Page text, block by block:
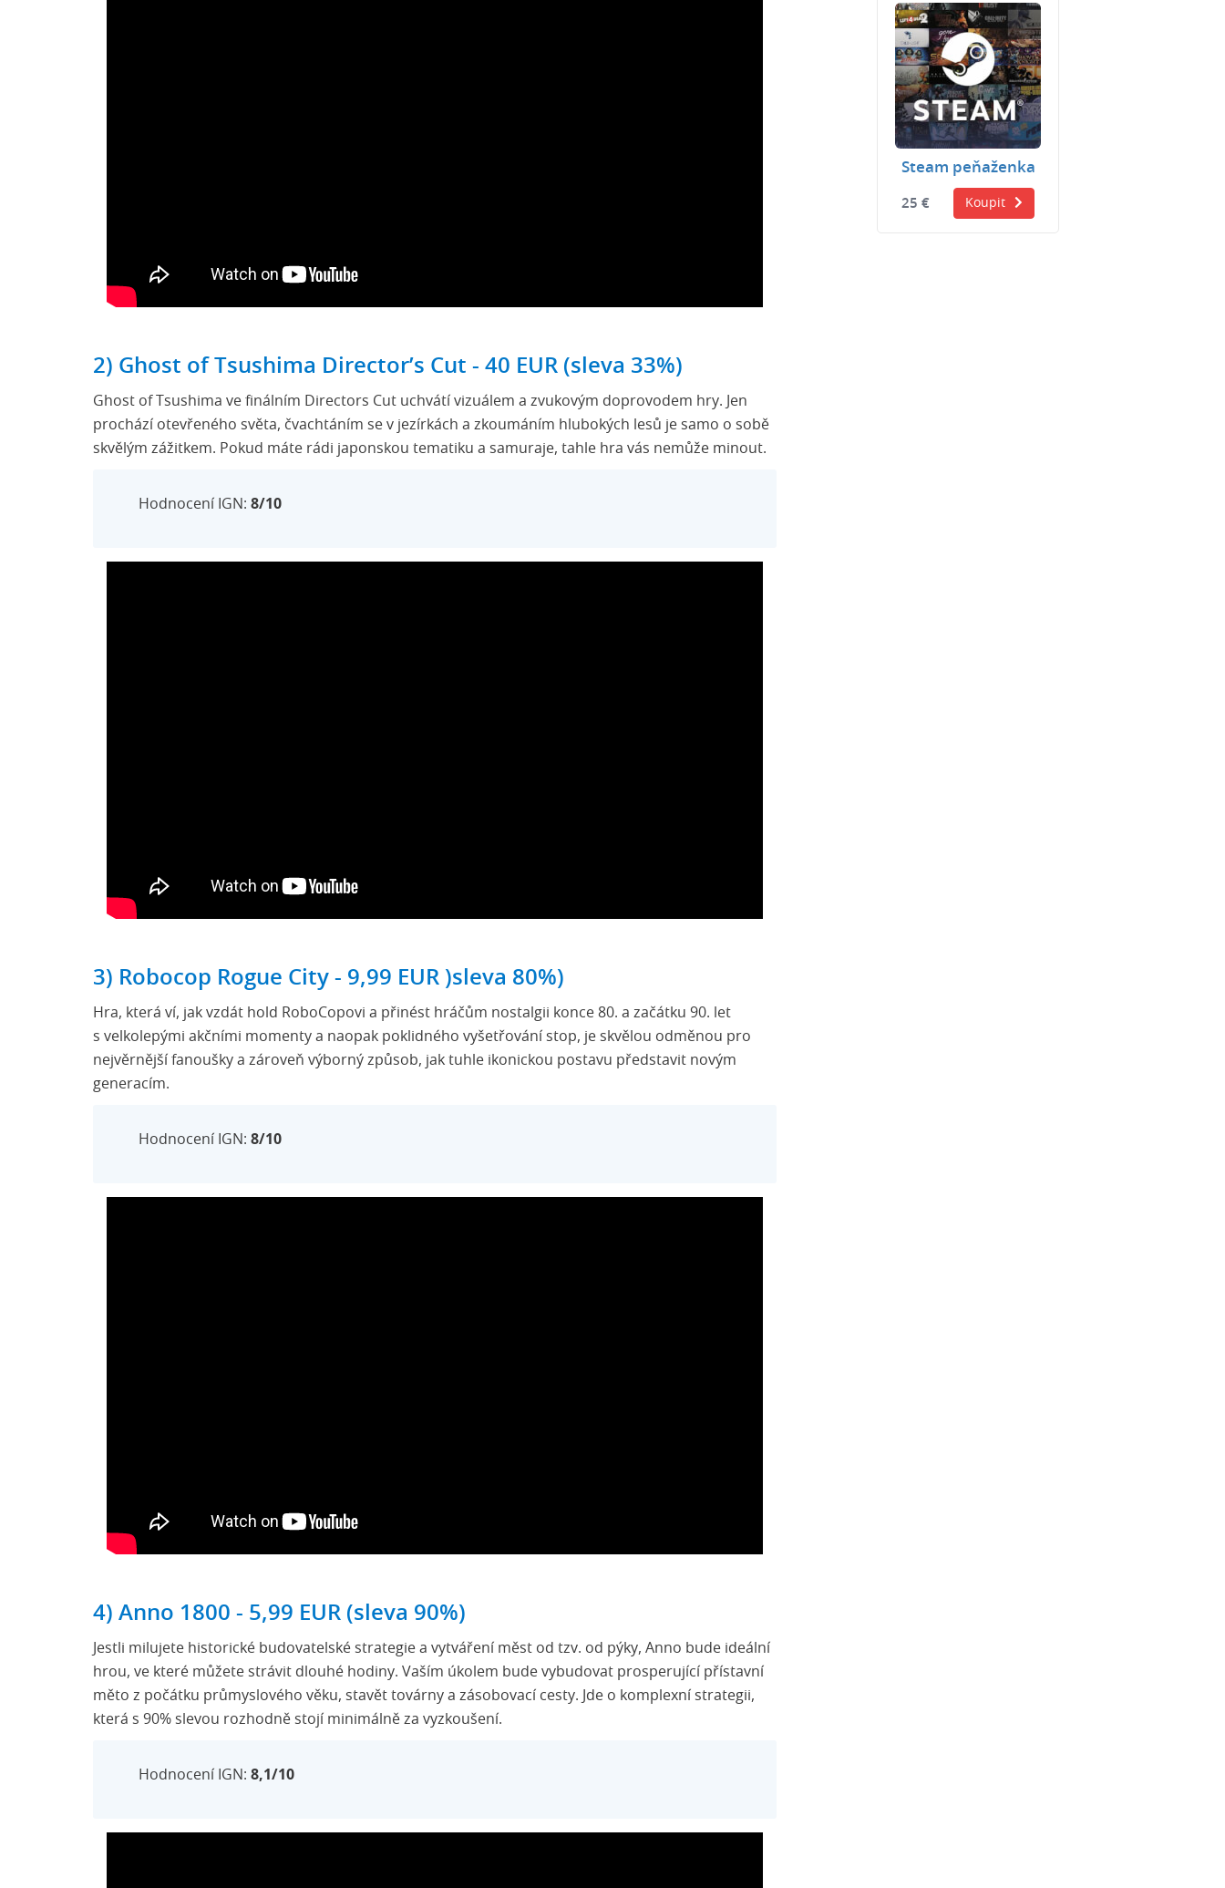
2) Ghost of Tsushima Director’s Cut - 40 EUR (sleva 33%)
Ghost of Tsushima ve finálním Directors Cut uchvátí vizuálem a zvukovým doprovodem hry. Jen
prochází otevřeného světa, čvachtáním se v jezírkách a zkoumáním hlubokých lesů je samo o sobě
skvělým zážitkem. Pokud máte rádi japonskou tematiku a samuraje, tahle hra vás nemůže minout.
Hodnocení IGN: 8/10
3) Robocop Rogue City - 9,99 EUR )sleva 80%)
Hra, která ví, jak vzdát hold RoboCopovi a přinést hráčům nostalgii konce 80. a začátku 90. let
s velkolepými akčními momenty a naopak poklidného vyšetřování stop, je skvělou odměnou pro
nejvěrnější fanoušky a zároveň výborný způsob, jak tuhle ikonickou postavu představit novým
generacím.
Hodnocení IGN: 8/10
4) Anno 1800 - 5,99 EUR (sleva 90%)
Jestli milujete historické budovatelské strategie a vytváření měst od tzv. od pýky, Anno bude ideální
hrou, ve které můžete strávit dlouhé hodiny. Vaším úkolem bude vybudovat prosperující přístavní
měto z počátku průmyslového věku, stavět továrny a zásobovací cesty. Jde o komplexní strategii,
která s 90% slevou rozhodně stojí minimálně za vyzkoušení.
Hodnocení IGN: 8,1/10
Steam peňaženka
25 € Koupit